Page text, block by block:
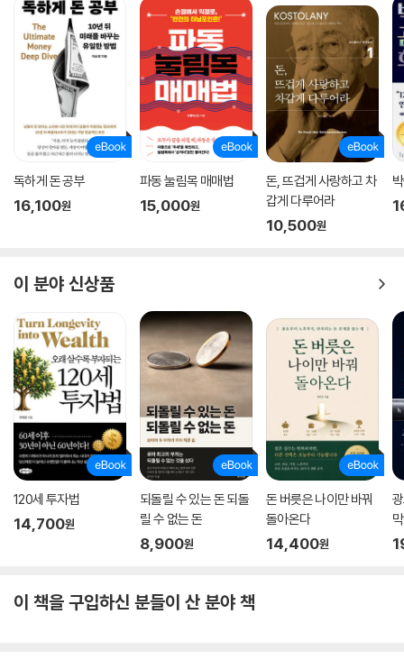
독하게 돈 공부
16,100원
파동 눌림목 매매법
15,000원
돈, 뜨겁게 사랑하고 차
갑게 다루어라
10,500원
이 분야 신상품
120세 투자법
14,700원
되돌릴 수 있는 돈 되돌
릴 수 없는 돈
8,900원
돈 버릇은 나이만 바꿔
돌아온다
14,400원
이 책을 구입하신 분들이 산 분야 책